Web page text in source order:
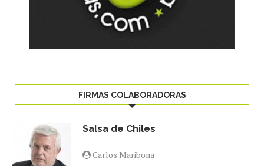
FIRMAS COLABORADORAS
Salsa de Chiles
Carlos Maribona